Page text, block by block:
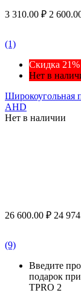
3 310.00 ₽ 2
(1)
Скидка 21%
Нет в
Широкоугольная
AHD
Нет в наличии
26 600.00 ₽ 24
(9)
Введите
подарок
TPRO 2